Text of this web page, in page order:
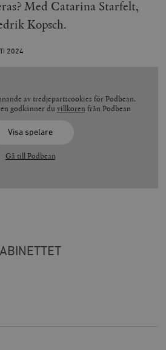
Med Catarina Starfelt,
Kopsch.
2024
av tredjepartscookies för Podbean.
godkänner du villkoren från Podbean
Visa spelare
Gå till Podbean